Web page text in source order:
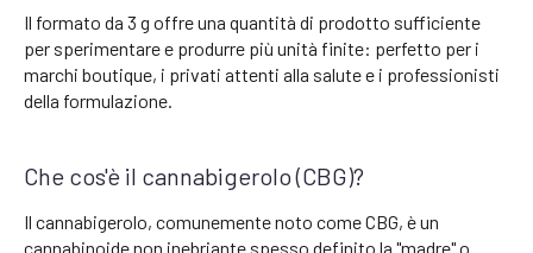
Il formato da 3 g offre una quantità di prodotto sufficiente
per sperimentare e produrre più unità finite: perfetto per i
marchi boutique, i privati attenti alla salute e i professionisti
della formulazione.
Che cos'è il cannabigerolo (CBG)?
Il cannabigerolo, comunemente noto come CBG, è un
cannabinoide non inebriante spesso definito la "madre" o